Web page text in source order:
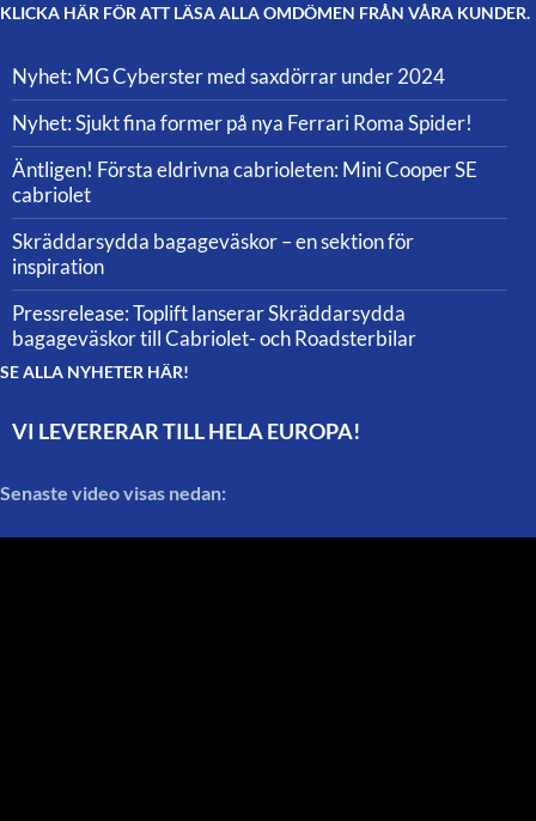
KLICKA HÄR FÖR ATT LÄSA ALLA OMDÖMEN FRÅN VÅRA KUNDER.
Nyhet: MG Cyberster med saxdörrar under 2024
Nyhet: Sjukt fina former på nya Ferrari Roma Spider!
Äntligen! Första eldrivna cabrioleten: Mini Cooper SE
cabriolet
Skräddarsydda bagageväskor – en sektion för
inspiration
Pressrelease: Toplift lanserar Skräddarsydda
bagageväskor till Cabriolet- och Roadsterbilar
SE ALLA NYHETER HÄR!
VI LEVERERAR TILL HELA EUROPA!
Senaste video visas nedan: